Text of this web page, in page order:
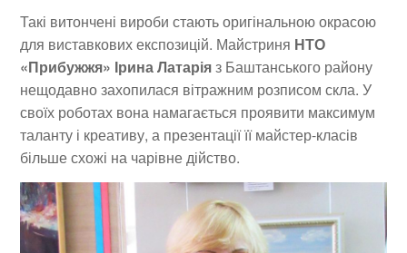
Такі витончені вироби стають оригінальною окрасою
для виставкових експозицій. Майстриня НТО
«Прибужжя» Ірина Латаріяз Баштанського району
нещодавно захопилася вітражним розписом скла. У
своїх роботах вона намагається проявити максимум
таланту і креативу, а презентації її майстер-класів
більше схожі на чарівне дійство.